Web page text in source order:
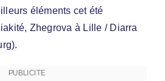
éléments cet été
Zhegrova à Lille / Diarra
PUBLICITE